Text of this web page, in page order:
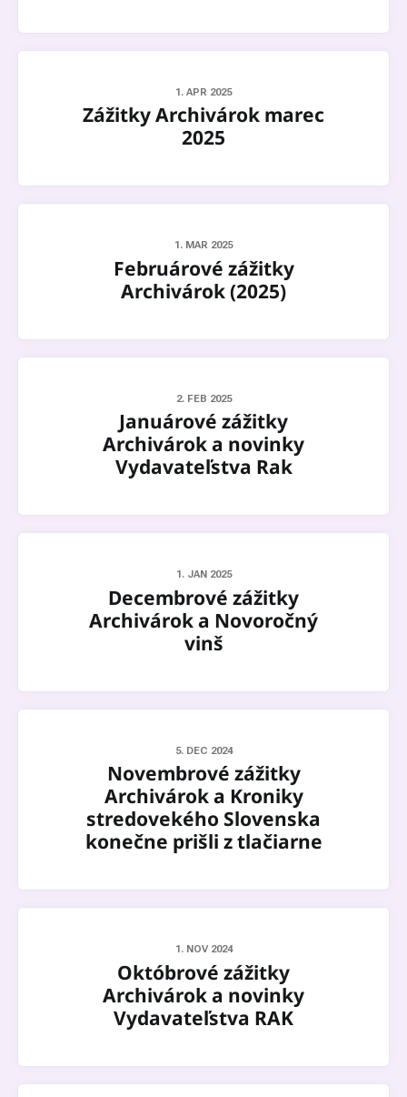
1. APR 2025
Zážitky Archivárok marec
2025
1. MAR 2025
Februárové zážitky
Archivárok (2025)
2. FEB 2025
Januárové zážitky
Archivárok a novinky
Vydavateľstva Rak
1. JAN 2025
Decembrové zážitky
Archivárok a Novoročný
vinš
5. DEC 2024
Novembrové zážitky
Archivárok a Kroniky
stredovekého Slovenska
konečne prišli z tlačiarne
1. NOV 2024
Októbrové zážitky
Archivárok a novinky
Vydavateľstva RAK